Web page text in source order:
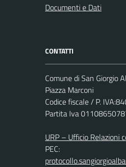
Documenti e Dati
CONTATTI
Comune di San Giorgio
Piazza Marconi
Codice fiscale / P.
Partita Iva
URP – Ufficio Relazioni
PEC: